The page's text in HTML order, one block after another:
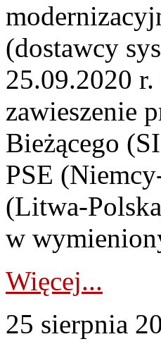
(dostawcy
25.09.2020
zawieszenie
Bieżącego
PSE
(Litwa-
w
Więcej...
25 sierpnia